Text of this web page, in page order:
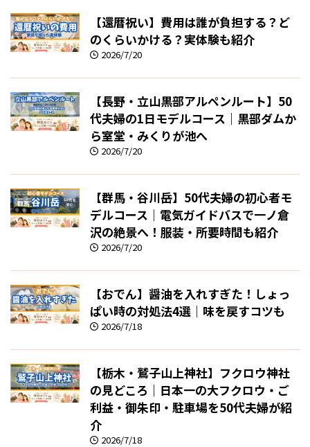
【還暦祝い】費用は誰が負担する？ど
のくらいかける？実体験も紹介
2026/7/20
【長野・立山黒部アルペンルート】50
代夫婦の1日モデルコース｜黒部ダムか
ら室堂・みくりが池へ
2026/7/20
【群馬・谷川岳】50代夫婦の初心者モ
デルコース｜電気ガイドバスで一ノ倉
沢の絶景へ！服装・所要時間も紹介
2026/7/20
【おでん】醤油を入れすぎた！しょっ
ぱい時の対処法4選｜味を戻すコツも
2026/7/18
【栃木・鷲子山上神社】フクロウ神社
の見どころ｜日本一の大フクロウ・ご
利益・御朱印・駐車場を50代夫婦が紹
介
2026/7/18